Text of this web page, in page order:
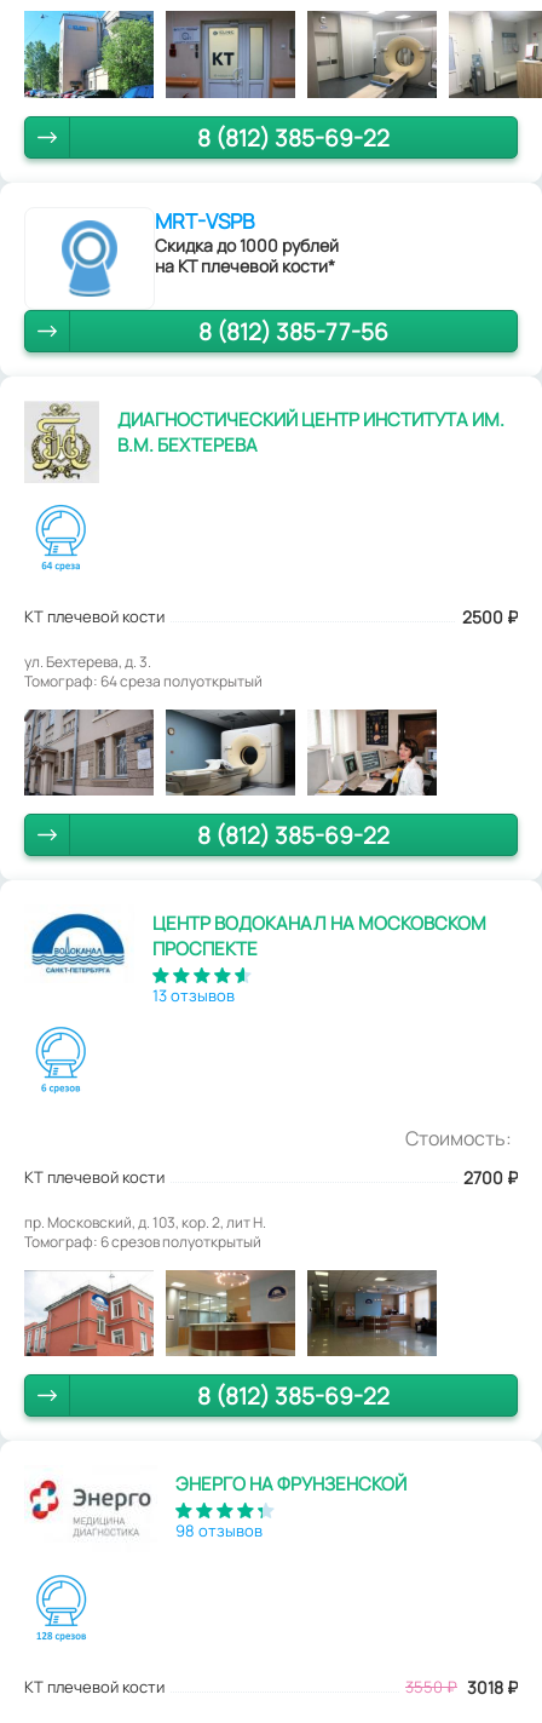
8 (812) 385-69-22
MRT-VSPB
Скидка до 1000 рублей
на КТ плечевой кости*
8 (812) 385-77-56
ДИАГНОСТИЧЕСКИЙ ЦЕНТР ИНСТИТУТА ИМ.
В.М. БЕХТЕРЕВА
КТ плечевой кости 2500 ₽
ул. Бехтерева, д. 3.
Томограф: 64 среза полуоткрытый
8 (812) 385-69-22
ЦЕНТР ВОДОКАНАЛ НА МОСКОВСКОМ
ПРОСПЕКТЕ
13 отзывов
Стоимость:
КТ плечевой кости 2700 ₽
пр. Московский, д. 103, кор. 2, лит Н.
Томограф: 6 срезов полуоткрытый
8 (812) 385-69-22
ЭНЕРГО НА ФРУНЗЕНСКОЙ
98 отзывов
КТ плечевой кости 3550₽ 3018 ₽